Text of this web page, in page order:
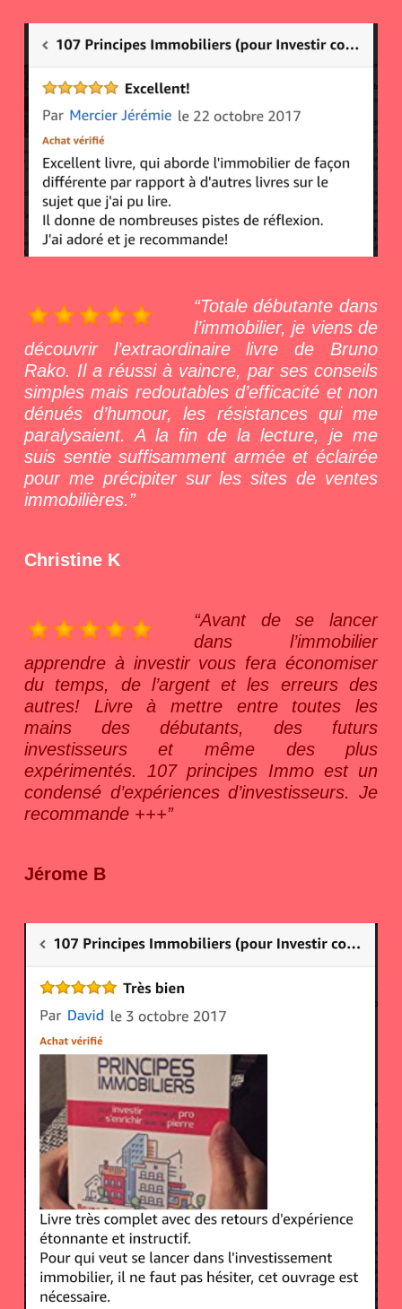
“Totale débutante dans
l’immobilier, je viens de
découvrir l’extraordinaire livre de Bruno
Rako. Il a réussi à vaincre, par ses conseils
simples mais redoutables d’efficacité et non
dénués d’humour, les résistances qui me
paralysaient. A la fin de la lecture, je me
suis sentie suffisamment armée et éclairée
pour me précipiter sur les sites de ventes
immobilières.”
Christine K
“Avant de se lancer
dans l’immobilier
apprendre à investir vous fera économiser
du temps, de l’argent et les erreurs des
autres! Livre à mettre entre toutes les
mains des débutants, des futurs
investisseurs et même des plus
expérimentés. 107 principes Immo est un
condensé d’expériences d’investisseurs. Je
recommande +++”
Jérome B